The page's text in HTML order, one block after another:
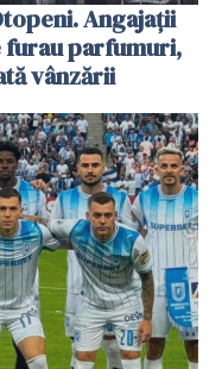
Angajații
furau parfumuri,
vânzării